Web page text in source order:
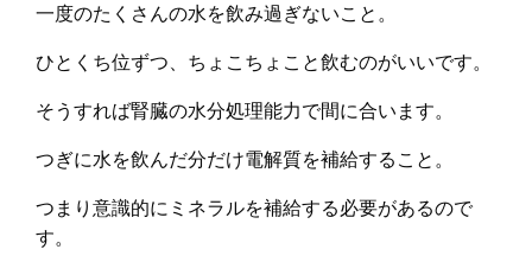
一度のたくさんの水を飲み過ぎないこと。
ひとくち位ずつ、ちょこちょこと飲むのがいいです。
そうすれば腎臓の水分処理能力で間に合います。
つぎに水を飲んだ分だけ電解質を補給すること。
つまり意識的にミネラルを補給する必要があるので
す。